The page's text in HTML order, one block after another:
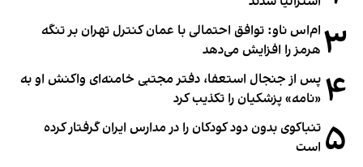
۳ ام‌اس ناو: توافق احتمالی با عمان کنترل تهران بر تنگه
هرمز را افزایش می‌دهد
۴ پس از جنجال استعفا، دفتر مجتبی خامنه‌ای واکنش او به
«نامه» پزشکیان را تکذیب کرد
۵ تنباکوی بدون دود کودکان را در مدارس ایران گرفتار کرده
است